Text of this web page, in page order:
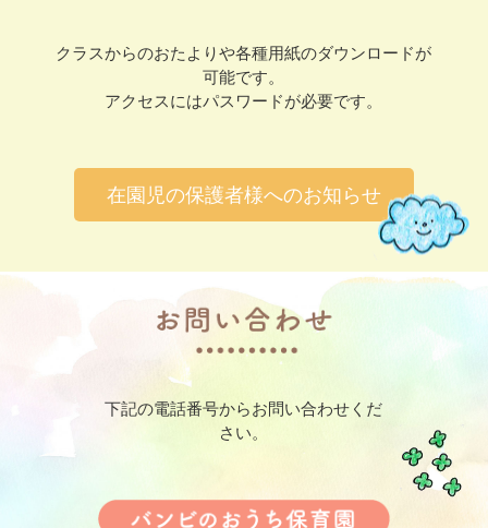
クラスからのおたよりや各種用紙のダウンロードが
可能です。
アクセスにはパスワードが必要です。
在園児の保護者様へのお知らせ
下記の電話番号からお問い合わせくだ
さい。